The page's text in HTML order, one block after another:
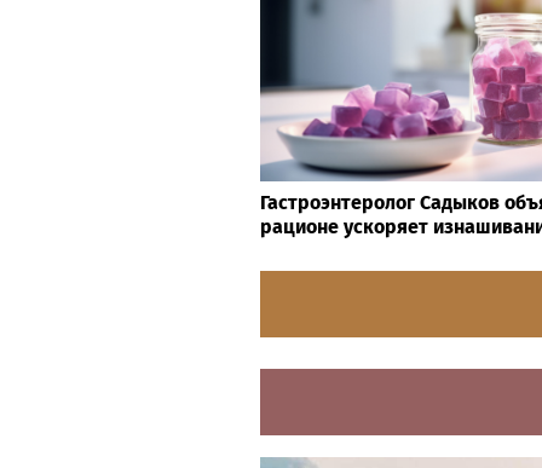
Гастроэнтеролог Садыков
рационе ускоряет